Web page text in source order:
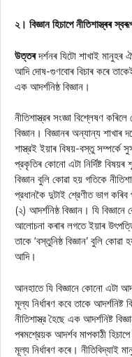
২। বিজ্ঞান হিচাপে
উত্তৰদৰ্শনৰ যিটো শাখাই
আদি দোষ-গুণবোৰ বিচাৰ কৰে
এক আদর্শনিষ্ঠ বিজ্ঞান।
নীতিশাস্ত্রৰ সংজ্ঞা বিশ্লেষণ
বিজ্ঞান। বিজ্ঞানৰ অন্যান্য শাখাৰ
শাস্ত্রই ইয়াৰ বিষয়-বস্তু সম্পর্কে
প্রকৃতিৰ কোনো এটা নির্দিষ্ট
বিজ্ঞান বুলি কোৱা হয় গতিকে
প্রধানকৈ দুটাই শ্রেণীত ভাগ কৰিব
(২) আদর্শনিষ্ঠ বিজ্ঞান। যি
আলোচনা কৰাৰ লগতে ইয়াৰ
তাকে ‘বস্তুনিষ্ঠ বিজ্ঞান’ বুলি কোৱা
আদি।
আনহাতে যি বিজ্ঞানে কোনো এটা
মূল্য নির্ধাৰণ কবে তাকে আদর্শনিষ্ট
নীতিশাস্ত্র হৈছে এক আদর্শনিষ্ট
পৰমশ্রেয়ক আদর্শব মাপকাঠী
মূল্য নির্ধাৰণ কৰে। নীতিবিদ্যাই